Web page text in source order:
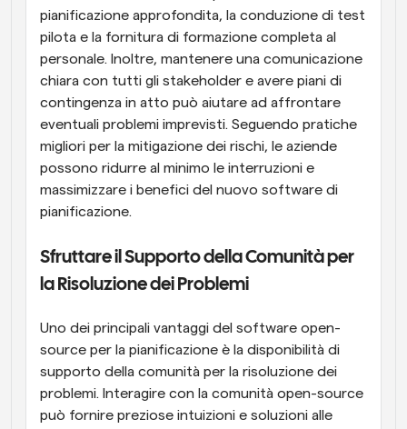
pianificazione approfondita, la conduzione di test
pilota e la fornitura di formazione completa al
personale. Inoltre, mantenere una comunicazione
chiara con tutti gli stakeholder e avere piani di
contingenza in atto può aiutare ad affrontare
eventuali problemi imprevisti. Seguendo pratiche
migliori per la mitigazione dei rischi, le aziende
possono ridurre al minimo le interruzioni e
massimizzare i benefici del nuovo software di
pianificazione.
Sfruttare il Supporto della Comunità per
la Risoluzione dei Problemi
Uno dei principali vantaggi del software open-
source per la pianificazione è la disponibilità di
supporto della comunità per la risoluzione dei
problemi. Interagire con la comunità open-source
può fornire preziose intuizioni e soluzioni alle